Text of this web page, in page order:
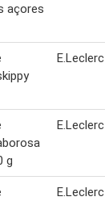
açores
E.Leclerc
g
E.Leclerc
E.Leclerc